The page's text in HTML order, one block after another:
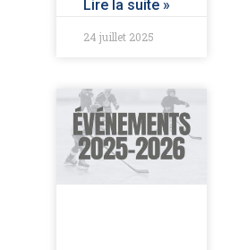
Lire la suite »
24 juillet 2025